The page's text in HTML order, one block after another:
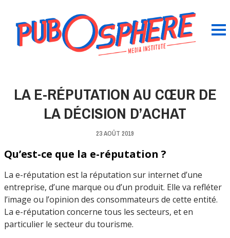
LA E-RÉPUTATION AU CŒUR DE
LA DÉCISION D’ACHAT
23 AOÛT 2019
Qu’est-ce que la e-réputation ?
La e-réputation est la réputation sur internet d’une
entreprise, d’une marque ou d’un produit. Elle va refléter
l’image ou l’opinion des consommateurs de cette entité.
La e-réputation concerne tous les secteurs, et en
particulier le secteur du tourisme.